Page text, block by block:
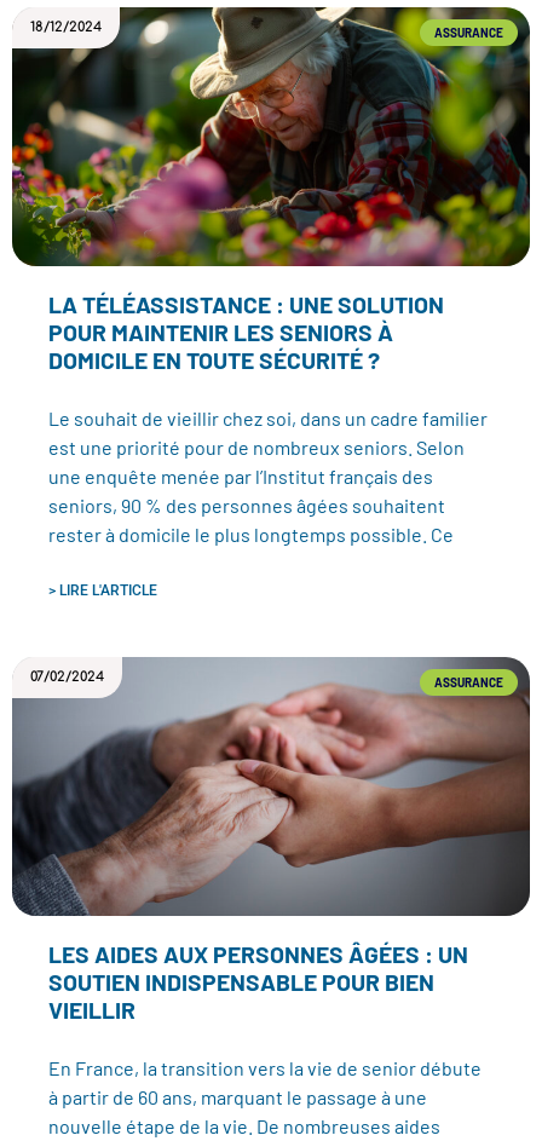
ASSURANCE
LA TÉLÉASSISTANCE : UNE SOLUTION
POUR MAINTENIR LES SENIORS À
DOMICILE EN TOUTE SÉCURITÉ ?
Le souhait de vieillir chez soi, dans un cadre familier
est une priorité pour de nombreux seniors. Selon
une enquête menée par l’Institut français des
seniors, 90 % des personnes âgées souhaitent
rester à domicile le plus longtemps possible. Ce
> LIRE L'ARTICLE
18/12/2024
ASSURANCE
LES AIDES AUX PERSONNES ÂGÉES : UN
SOUTIEN INDISPENSABLE POUR BIEN
VIEILLIR
En France, la transition vers la vie de senior débute
à partir de 60 ans, marquant le passage à une
nouvelle étape de la vie. De nombreuses aides
07/02/2024